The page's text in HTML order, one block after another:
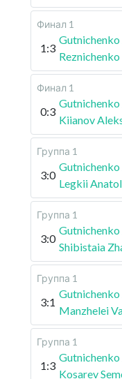
Финал 1
1:3
Reznichenko
Финал 1
0:3
Kiianov
Группа 1
3:0
Legkii
Группа 1
3:0
Shibistaia
Группа 1
3:1
Manzhelei
Группа 1
1:3
Kosarev